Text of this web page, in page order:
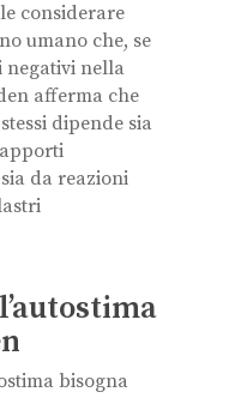
considerare
umano che, se
negativi nella
afferma che
dipende sia
da reazioni
bisogna